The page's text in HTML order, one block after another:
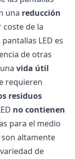
una reducción
de la
LED es
de otras
vida útil
requieren
residuos
no contienen
para el medio
altamente
de